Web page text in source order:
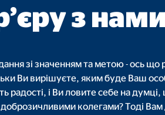
з
зі значенням та метою - ось що
Ви вирішуєте, яким буде Ваш
і Ви ловите себе на
колегами? Тоді Вам
Ireland Ltd.
відео